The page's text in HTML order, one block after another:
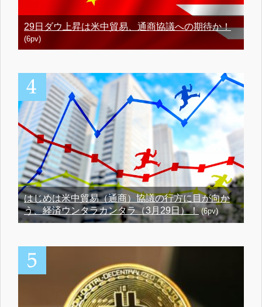
29日ダウ上昇は米中貿易、通商協議への期待か！
(6pv)
はじめは米中貿易（通商）協議の行方に目が向か
う、経済ウンタラカンタラ（3月29日）！(6pv)